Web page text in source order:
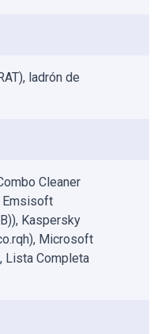
ladrón de
Cleaner
Emsisoft
Kaspersky
Microsoft
Lista Completa